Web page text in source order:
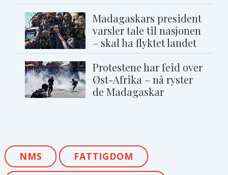
Madagaskars president
varsler tale til nasjonen
– skal ha flyktet landet
Protestene har feid over
Øst-Afrika – nå ryster
de Madagaskar
NMS FATTIGDOM